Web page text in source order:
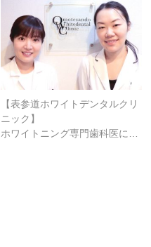
【表参道ホワイトデンタルクリ
ニック】
ホワイトニング専門歯科医に…